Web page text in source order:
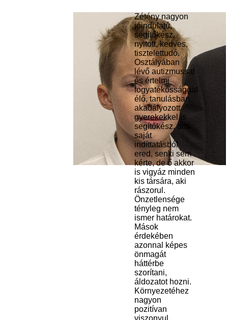
Zétény nagyon
jóindulatú,
segítőkész,
nyitott, kedves,
tisztelettudó.
Osztályában
lévő autizmussal
és értelmi
fogyatékossággal
élő, tanulásban
akadályozott
gyerekekkel is
segítőkész, ami
saját
indíttatásból
ered, senki sem
kérte, de ő akkor
is vigyáz minden
kis társára, aki
rászorul.
Önzetlensége
tényleg nem
ismer határokat.
Mások
érdekében
azonnal képes
önmagát
háttérbe
szorítani,
áldozatot hozni.
Környezetéhez
nagyon
pozitívan
viszonyul.